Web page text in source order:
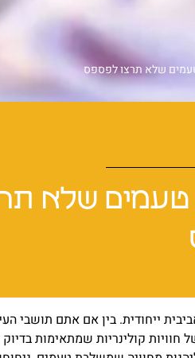
שלא תרצו לפספס
טעמים שלא
ייחודית. בין אם אתם תושבי
קולינריות שמתאימות